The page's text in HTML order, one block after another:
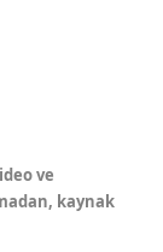
ve
kaynak